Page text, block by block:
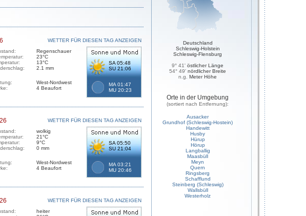
WETTER FÜR DIESEN TAG ANZEIGEN
Regenschauer
23°C
13°C
2.1 mm
SA 05:48
SU 21:06
MA 01:47
MU 20:23
West-Nordwest
4 Beaufort
WETTER FÜR DIESEN TAG ANZEIGEN
wolkig
21°C
9°C
0 mm
SA 05:50
SU 21:04
MA 03:21
MU 20:46
West-Nordwest
4 Beaufort
WETTER FÜR DIESEN TAG ANZEIGEN
heiter
Deutschland
Schleswig-Holstein
Schleswig-Flensburg
9° 41' östlicher Länge
54° 49' nördlicher Breite
n.g.
Meter Höhe
Orte in der Umgebung
(sortiert nach Entfernung):
Ausacker
Grundhof (Schleswig-Hostein)
Handewitt
Husby
Hürup
Hörup
Langballig
Maasbüll
Meyn
Quern
Ringsberg
Schafflund
Steinberg (Schleswig)
Wallsbüll
Westerholz